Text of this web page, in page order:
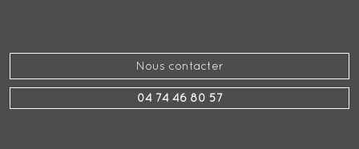
Nous contacter
04 74 46 80 57